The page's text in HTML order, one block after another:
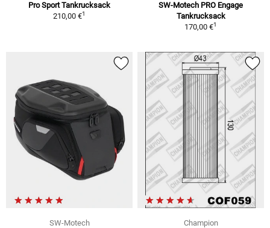
Pro Sport Tankrucksack
210,00 €1
SW-Motech PRO Engage
Tankrucksack
170,00 €1
SW-Motech
Champion